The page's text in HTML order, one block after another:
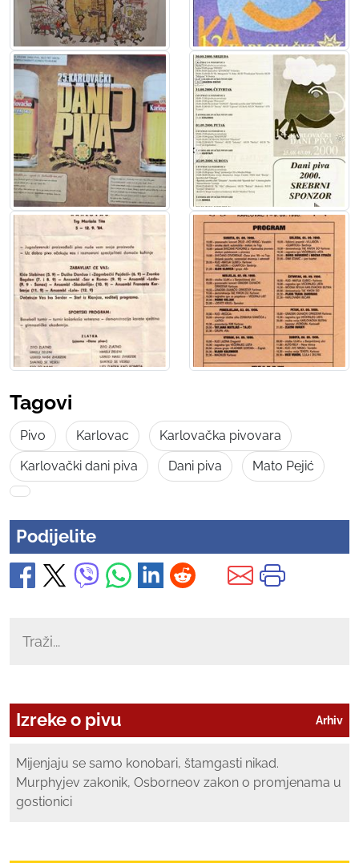
Tagovi
Pivo Karlovac
Karlovačka pivovara
Karlovački dani piva
Dani piva Mato Pejić
Podijelite
Arhiv
Izreke o pivu
Mijenjaju se samo konobari, štamgasti nikad.
Murphyjev zakonik, Osborneov zakon o promjenama u
gostionici